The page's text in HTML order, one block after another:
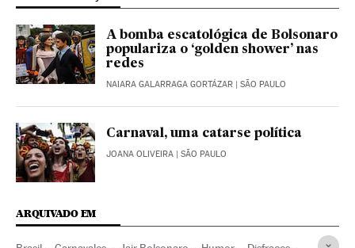
A bomba escatológica de Bolsonaro
populariza o ‘golden shower’ nas
redes
NAIARA GALARRAGA GORTÁZAR | SÃO PAULO
Carnaval, uma catarse política
JOANA OLIVEIRA | SÃO PAULO
ARQUIVADO EM